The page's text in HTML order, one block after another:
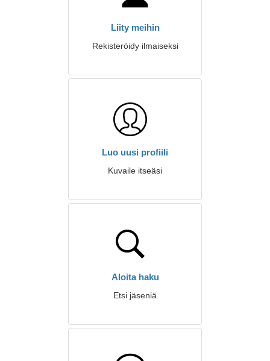
Liity meihin
Rekisteröidy ilmaiseksi
Luo uusi profiili
Kuvaile itseäsi
Aloita haku
Etsi jäseniä